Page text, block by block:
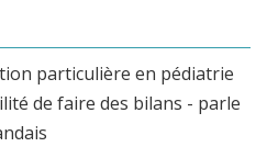
particulière en pédiatrie
de faire des bilans - parle